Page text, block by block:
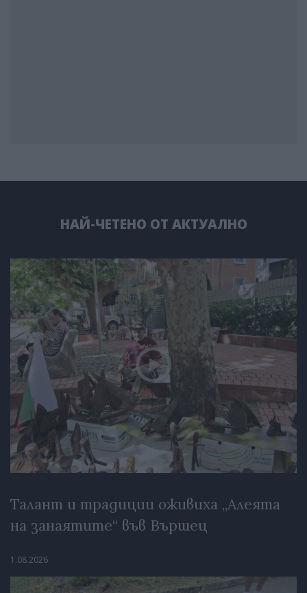
НАЙ-ЧЕТЕНО ОТ АКТУАЛНО
Талант и традиции оживиха „Алеята
на занаятите“ във Вършец
1.08.2026